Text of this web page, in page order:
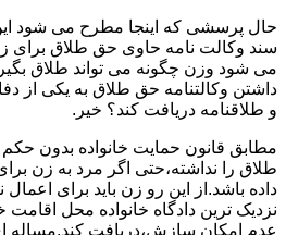
حال پرسشی که اینجا مطرح می شود
سند وکالت نامه حاوی حق طلاق برای
می شود وزن چگونه می تواند طلاق
داشتن وکالتنامه حق طلاق به یکی از
و طلاقنامه دریافت کند؟ خیر.
مطابق قانون حمایت خانواده بدون
طلاق را نداشته،حتی اگر مرد به زن برای
داده باشد.از این رو زن باید برای
نزدیک ترین دادگاه خانواده محل
عدم امکان سازش،دریافت کند.مساله